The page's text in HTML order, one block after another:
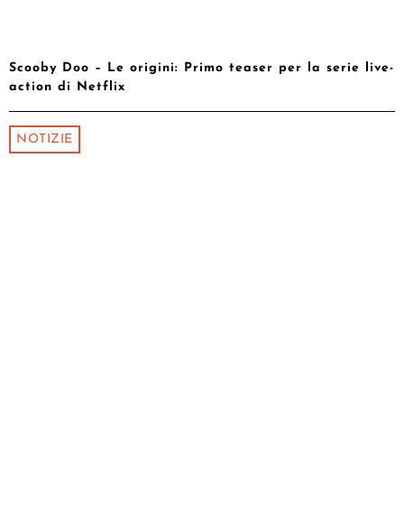
Scooby Doo – Le origini: Primo teaser per la serie live-
action di Netflix
NOTIZIE